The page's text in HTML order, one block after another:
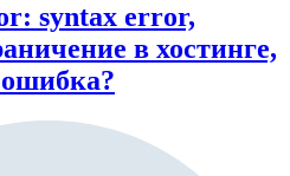
syntax error,
в хостинге,